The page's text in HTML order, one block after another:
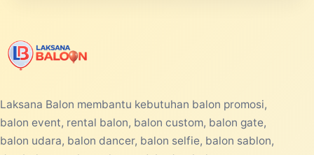
Laksana Balon membantu kebutuhan balon promosi,
balon event, rental balon, balon custom, balon gate,
balon udara, balon dancer, balon selfie, balon sablon,